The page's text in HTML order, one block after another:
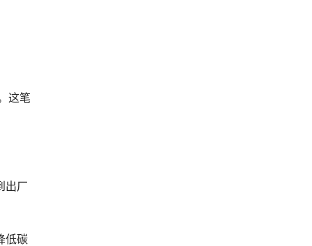
这笔
出厂
低碳